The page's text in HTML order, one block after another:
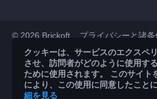
© 2026 Brickoft プライバシーと諸条
App Store
クッキーは、サービスのエクスペ
させ、訪問者がどのように使用す
ために使用されます。 このサイト
により、この使用に同意したこと
細を見る